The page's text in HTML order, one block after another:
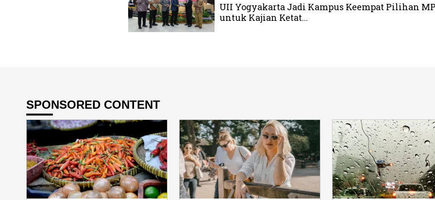
UII Yogyakarta Jadi Kampus Keempat Pilihan
untuk Kajian Ketat...
SPONSORED CONTENT